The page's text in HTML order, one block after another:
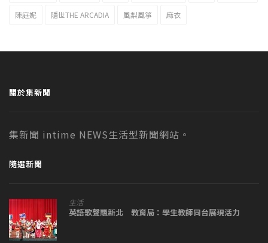
陳庭妮 隱世THE ARCADIA 風梨風箏 麻衣
關於集新聞
集新聞 intime NEWS生活型新聞網站。
隨選新聞
生活
英語歌聲飄新北 教育局：學生教師同台展現活力